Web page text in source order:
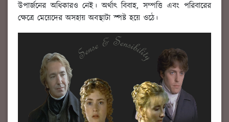
উপার্জনের অধিকারও নেই। অর্থাৎ বিবাহ, সম্পত্তি এবং পরিবারের
ক্ষেত্রে মেয়েদের অসহায় অবস্থাটা স্পষ্ট হয়ে ওঠে।